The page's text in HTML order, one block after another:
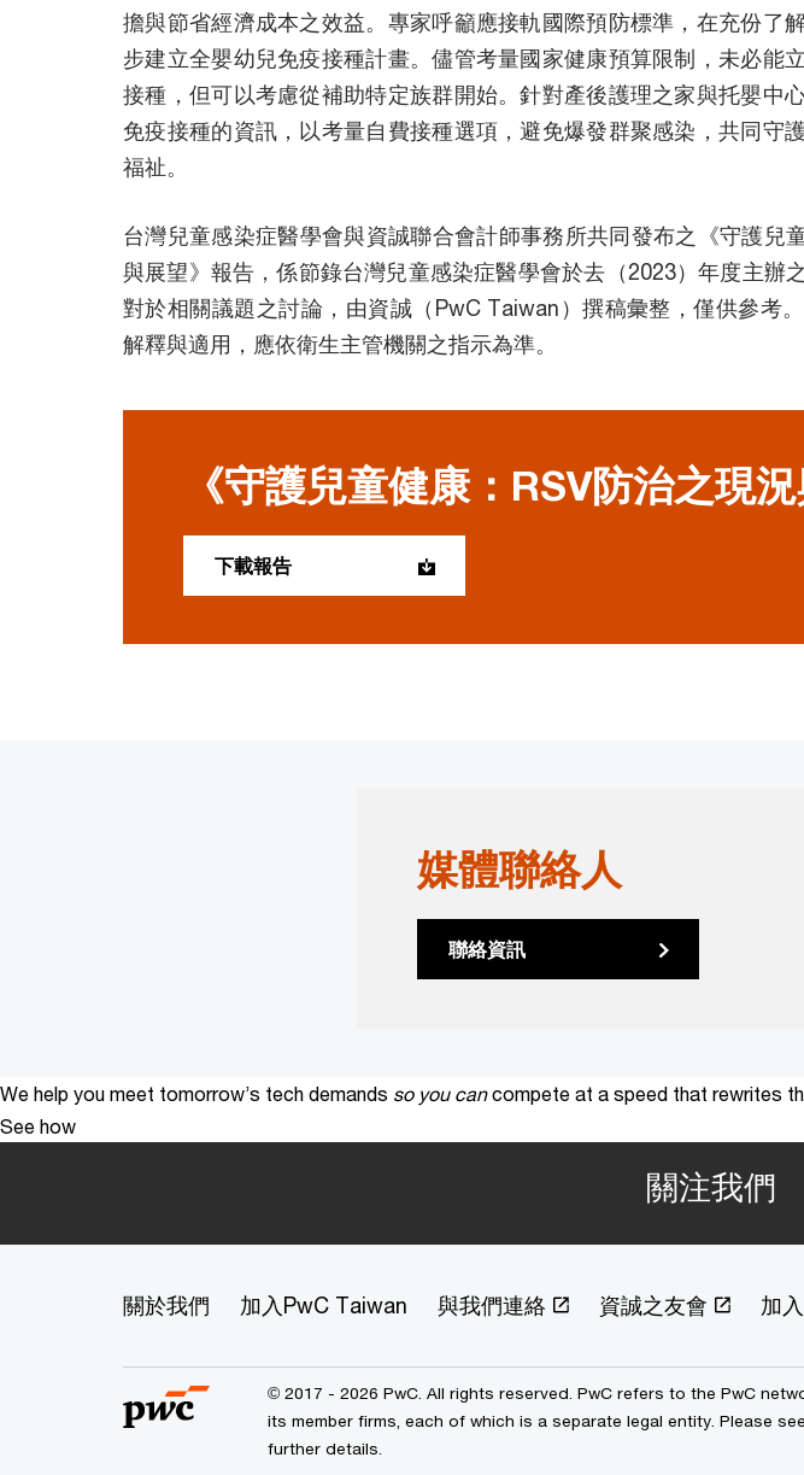
擔與節省經濟成本之效益。專家呼籲應接軌國際預防標準，在充份了
步建立全嬰幼兒免疫接種計畫。儘管考量國家健康預算限制，未必能
接種，但可以考慮從補助特定族群開始。針對產後護理之家與托嬰中
免疫接種的資訊，以考量自費接種選項，避免爆發群聚感染，共同守
福祉。
台灣兒童感染症醫學會與資誠聯合會計師事務所共同發布之《守護兒
與展望》報告，係節錄台灣兒童感染症醫學會於去（2023）年度主辦
對於相關議題之討論，由資誠（PwC Taiwan）撰稿彙整，僅供參考
解釋與適用，應依衛生主管機關之指示為準。
《守護兒童健康：RSV防治之現況
下載報告
媒體聯絡人
聯絡資訊
We help you meet tomorrow’s tech demands so you can compete at a speed that rewrites
See how
關注我們
關於我們 加入PwC Taiwan 與我們連絡 資誠之友會 加
© 2017 - 2026 PwC. All rights reserved. PwC refers to the PwC
its member firms, each of which is a separate legal entity. Please see
further details.